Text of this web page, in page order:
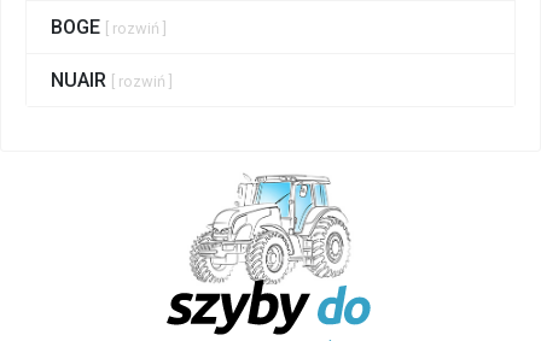
BOGE [ rozwiń ]
NUAIR [ rozwiń ]